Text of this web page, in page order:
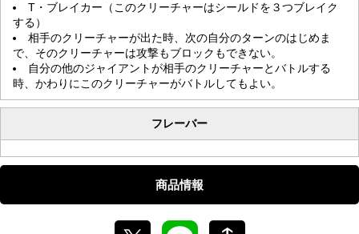
T・ブレイカー（このクリーチャーはシールドを３つブレイク
する）
相手のクリーチャーが出た時、次の自分のターンのはじめま
で、そのクリーチャーは攻撃もブロックもできない。
自分の他のジャイアントが相手のクリーチャーとバトルする
時、かわりにこのクリーチャーがバトルしてもよい。
フレーバー
商品情報